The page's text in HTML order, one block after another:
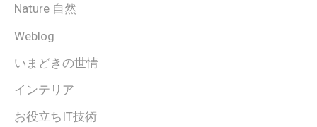
Nature 自然
Weblog
いまどきの世情
インテリア
お役立ちIT技術